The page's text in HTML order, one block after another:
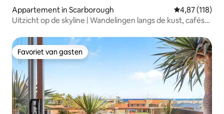
Appartement in Scarborough Gemiddelde
4,87 (118)
Uitzicht op de skyline | Wandelingen langs de kust, cafés
Favoriet van gasten
Favoriet van gasten